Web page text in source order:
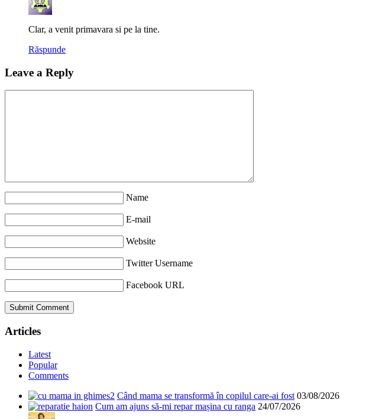
Clar, a venit primavara si pe la tine.
Răspunde
Leave a Reply
Name
E-mail
Website
Twitter Username
Facebook URL
Articles
Latest
Popular
Comments
Când mama se transformă în copilul care-ai fost 03/08/2026
Cum am ajuns să-mi repar mașina cu ranga 24/07/2026